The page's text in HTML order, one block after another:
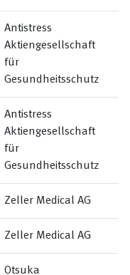
Antistress
Aktiengesellschaft
für
Gesundheitsschutz
Antistress
Aktiengesellschaft
für
Gesundheitsschutz
Zeller Medical AG
Zeller Medical AG
Otsuka